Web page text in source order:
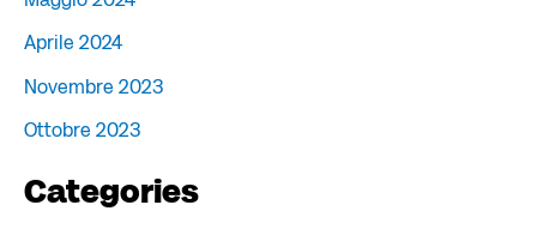
Aprile 2024
Novembre 2023
Ottobre 2023
Categories